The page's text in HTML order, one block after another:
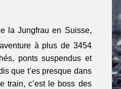
la Jungfrau en Suisse,
à plus de 3454
ponts suspendus et
que t’es presque dans
train, c’est le boss des